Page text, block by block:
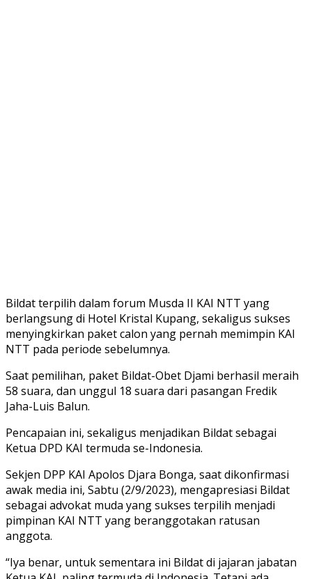
Bildat terpilih dalam forum Musda II KAI NTT yang
berlangsung di Hotel Kristal Kupang, sekaligus sukses
menyingkirkan paket calon yang pernah memimpin KAI
NTT pada periode sebelumnya.
Saat pemilihan, paket Bildat-Obet Djami berhasil meraih
58 suara, dan unggul 18 suara dari pasangan Fredik
Jaha-Luis Balun.
Pencapaian ini, sekaligus menjadikan Bildat sebagai
Ketua DPD KAI termuda se-Indonesia.
Sekjen DPP KAI Apolos Djara Bonga, saat dikonfirmasi
awak media ini, Sabtu (2/9/2023), mengapresiasi Bildat
sebagai advokat muda yang sukses terpilih menjadi
pimpinan KAI NTT yang beranggotakan ratusan
anggota.
“Iya benar, untuk sementara ini Bildat di jajaran jabatan